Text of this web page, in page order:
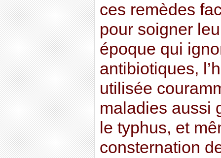
ces remèdes
pour soigner
époque qui
antibiotiques,
utilisée
maladies aussi
le typhus, et
consternation